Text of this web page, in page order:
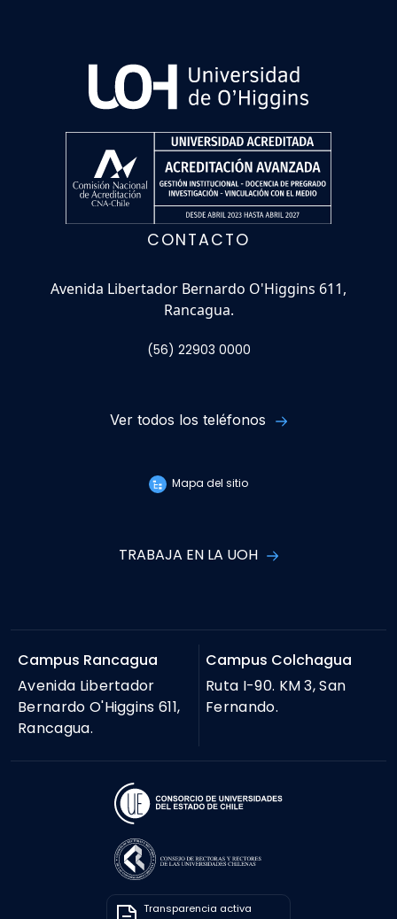
CONTACTO
Avenida Libertador Bernardo O'Higgins 611,
Rancagua.
(56) 22903 0000
Ver todos los teléfonos
Mapa del sitio
TRABAJA EN LA UOH
Campus Rancagua
Avenida Libertador
Bernardo O'Higgins 611,
Rancagua.
Campus Colchagua
Ruta I-90. KM 3, San
Fernando.
Transparencia activa